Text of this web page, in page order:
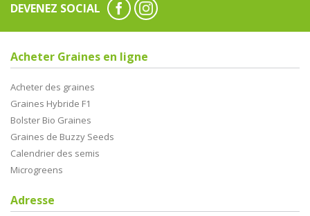
DEVENEZ SOCIAL
Acheter Graines en ligne
Acheter des graines
Graines Hybride F1
Bolster Bio Graines
Graines de Buzzy Seeds
Calendrier des semis
Microgreens
Adresse